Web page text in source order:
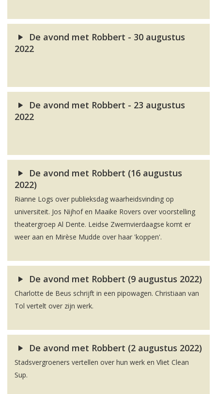
De avond met Robbert - 30 augustus
2022
De avond met Robbert - 23 augustus
2022
De avond met Robbert (16 augustus
2022)
Rianne Logs over publieksdag waarheidsvinding op
universiteit. Jos Nijhof en Maaike Rovers over voorstelling
theatergroep Al Dente. Leidse Zwemvierdaagse komt er
weer aan en Mirèse Mudde over haar 'koppen'.
De avond met Robbert (9 augustus 2022)
Charlotte de Beus schrijft in een pipowagen. Christiaan van
Tol vertelt over zijn werk.
De avond met Robbert (2 augustus 2022)
Stadsvergroeners vertellen over hun werk en Vliet Clean
Sup.